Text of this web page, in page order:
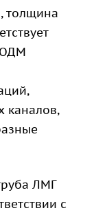
толщина
ОДМ
каналов,
ЛМГ
с